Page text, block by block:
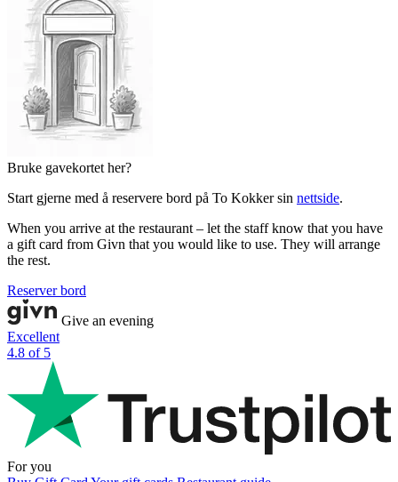
Bruke gavekortet her?
Start gjerne med å reservere bord på To Kokker sin nettside.
When you arrive at the restaurant – let the staff know that you have
a gift card from Givn that you would like to use. They will arrange
the rest.
Reserver bord
Give an evening
Excellent
4.8 of 5
For you